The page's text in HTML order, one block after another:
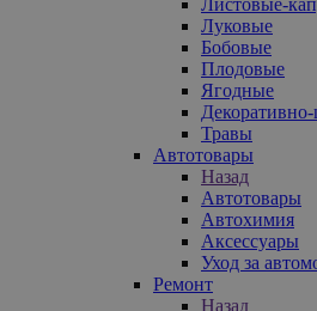
Луковые
Бобовые
Плодовые
Ягодные
Травы
Автотовары
Назад
Автотовары
Автохимия
Аксессуары
Уход за
Ремонт
Назад